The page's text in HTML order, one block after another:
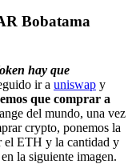
Bobatama
hay que
ir a uniswap y
que comprar a
del mundo, una vez
crypto, ponemos la
el ETH y la cantidad y
la siguiente imagen.